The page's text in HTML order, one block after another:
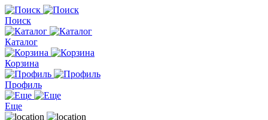
Поиск
Каталог
Корзина
Профиль
Еще